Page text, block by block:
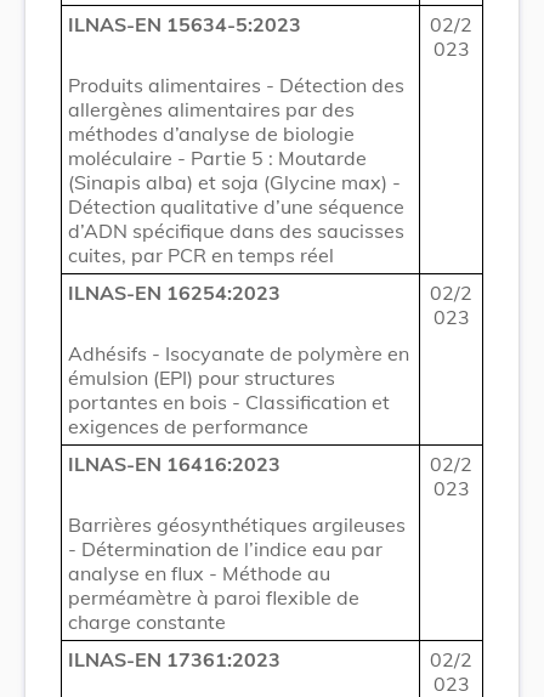
ILNAS-EN 15634-5:2023
02/2
023
Produits alimentaires - Détection des
allergènes alimentaires par des
méthodes d’analyse de biologie
moléculaire - Partie 5 : Moutarde
(Sinapis alba) et soja (Glycine max) -
Détection qualitative d’une séquence
d’ADN spécifique dans des saucisses
cuites, par PCR en temps réel
ILNAS-EN 16254:2023
02/2
023
Adhésifs - Isocyanate de polymère en
émulsion (EPI) pour structures
portantes en bois - Classification et
exigences de performance
ILNAS-EN 16416:2023
02/2
023
Barrières géosynthétiques argileuses
- Détermination de l’indice eau par
analyse en flux - Méthode au
perméamètre à paroi flexible de
charge constante
ILNAS-EN 17361:2023
02/2
023